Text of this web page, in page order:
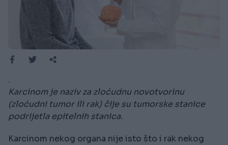
.
Karcinom je naziv za zloćudnu novotvorinu
(zloćudni tumor ili rak) čije su tumorske stanice
podrijetla epitelnih stanica.
Karcinom nekog organa nije isto što i rak nekog